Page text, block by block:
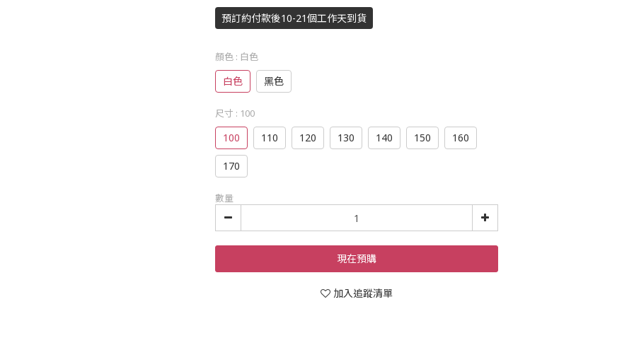
預訂約付款後10-21個工作天到貨
顏色 : 白色
白色 黑色
尺寸 : 100
100 110 120 130 140 150 160
170
數量
現在預購
加入追蹤清單